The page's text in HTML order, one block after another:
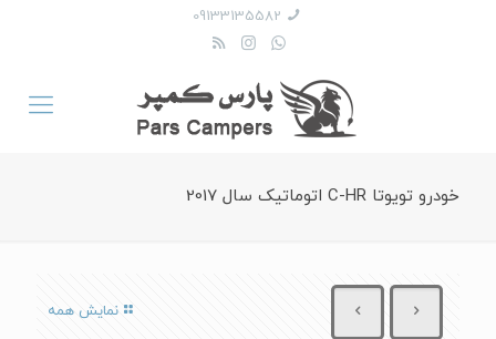
09133135582
خودرو تویوتا C-HR اتوماتیک سال 2017
نمایش همه